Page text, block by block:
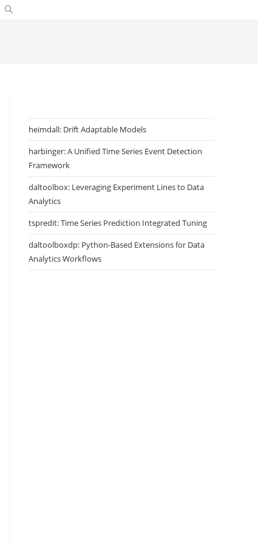
Alternar
heimdall: Drift Adaptable Models
harbinger: A Unified Time Series Event Detection
Framework
daltoolbox: Leveraging Experiment Lines to Data
Analytics
tspredit: Time Series Prediction Integrated Tuning
daltoolboxdp: Python-Based Extensions for Data
Analytics Workflows